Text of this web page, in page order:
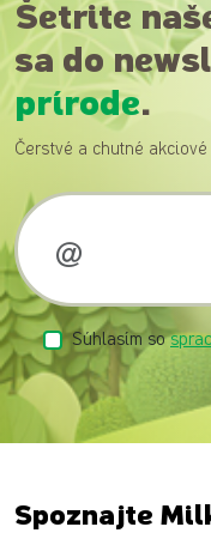
Šetrite
sa do
prírode.
Čerstvé a chutné
Súhlasím so
Spoznajte